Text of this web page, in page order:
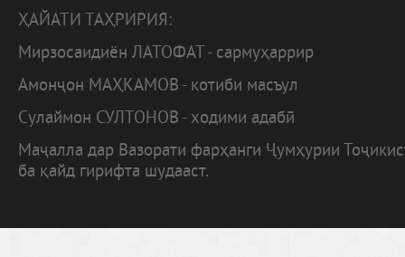
ҲАЙАТИ ТАҲРИРИЯ:
Мирзосаидиён ЛАТОФАТ - сармуҳаррир
Амонҷон МАҲКАМОВ - котиби масъул
Сулаймон СУЛТОНОВ - ходими адабӣ
Маҷалла дар Вазорати фарҳанги Ҷумҳурии
ба қайд гирифта шудааст.